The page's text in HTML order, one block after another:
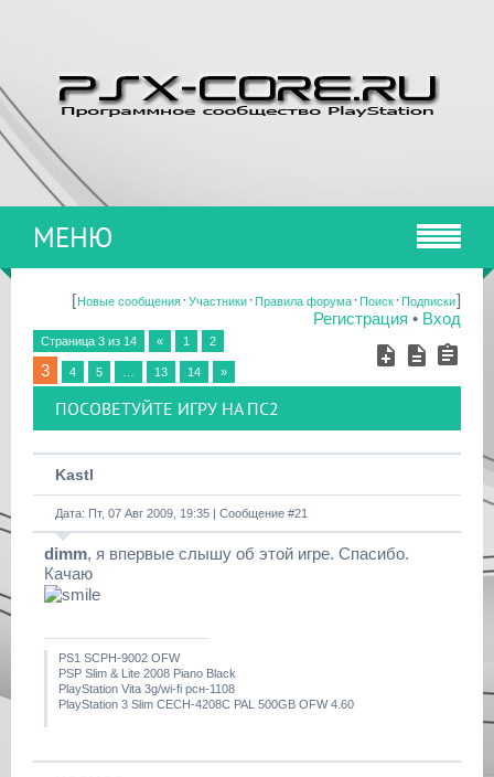
МЕНЮ
[Новые сообщения·Участники·Правила форума·Поиск·Подписки]
Регистрация • Вход
Страница 3 из 14 « 1 2
3 4 5 13 14 »
ПОСОВЕТУЙТЕ ИГРУ НА ПС2
Kastl
Дата: Пт, 07 Авг 2009, 19:35 | Сообщение #21
dimm, я впервые слышу об этой игре. Спасибо.
Качаю
PS1 SCPH-9002 OFW
PSP Slim & Lite 2008 Piano Black
PlayStation Vita 3g/wi-fi рсн-1108
PlayStation 3 Slim CECH-4208C PAL 500GB OFW 4.60